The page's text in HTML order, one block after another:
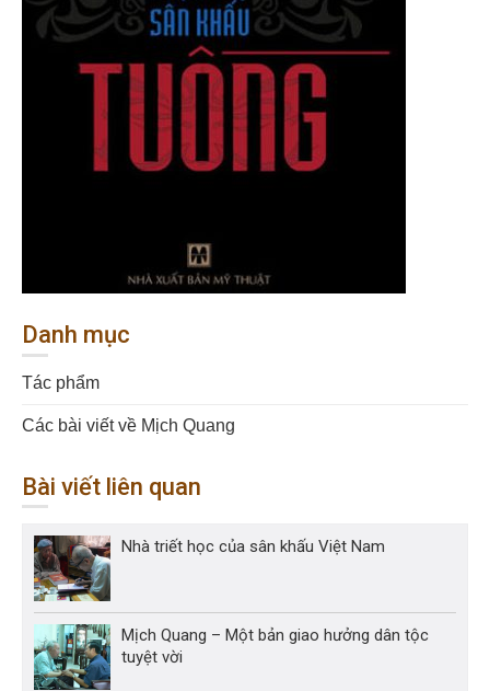
Danh mục
Tác phẩm
Các bài viết về Mịch Quang
Bài viết liên quan
Nhà triết học của sân khấu Việt Nam
Mịch Quang – Một bản giao hưởng dân tộc
tuyệt vời